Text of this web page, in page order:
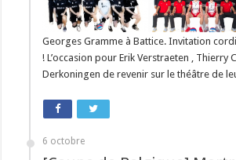
Georges Gramme à Battice. Invitation
! L’occasion pour Erik Verstraeten , Thierry
Derkoningen de revenir sur le théâtre de
6 octobre